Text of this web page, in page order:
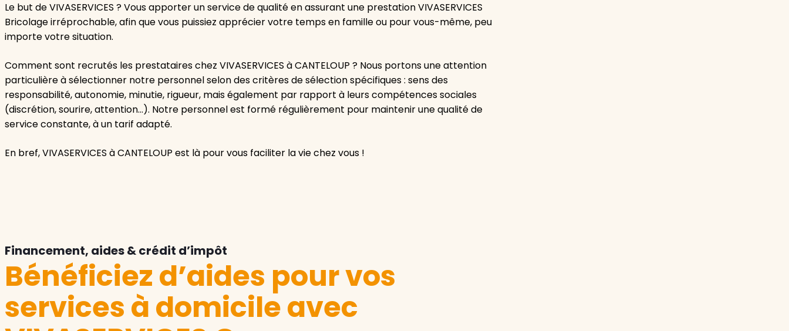
Le but de VIVASERVICES ? Vous apporter un service de qualité en assurant une prestation VIVASERVICES
Bricolage irréprochable, afin que vous puissiez apprécier votre temps en famille ou pour vous-même, peu
importe votre situation.
Comment sont recrutés les prestataires chez VIVASERVICES à CANTELOUP ? Nous portons une attention
particulière à sélectionner notre personnel selon des critères de sélection spécifiques : sens des
responsabilité, autonomie, minutie, rigueur, mais également par rapport à leurs compétences sociales
(discrétion, sourire, attention…). Notre personnel est formé régulièrement pour maintenir une qualité de
service constante, à un tarif adapté.
En bref, VIVASERVICES à CANTELOUP est là pour vous faciliter la vie chez vous !
Financement, aides & crédit d’impôt
Bénéficiez d’aides pour vos
services à domicile avec